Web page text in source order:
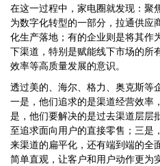
在这一过程中，家电圈就发现：聚
为数字化转型的一部分，拉通供应
化生产落地；有的企业则是将其作
下渠道，特别是赋能线下市场的所
效率等高质量发展的意识。
透过美的、海尔、格力、奥克斯等
一是，他们追求的是渠道经营效率
是，他们要解决的是过去渠道层层
至追求面向用户的直接零售；三是
来渠道的扁平化，还有端到端的全
简单直观，让客户和用户动作更为